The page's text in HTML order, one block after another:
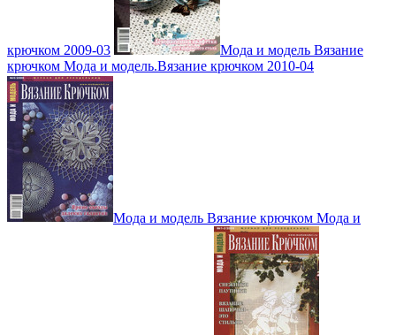
крючком 2009-03
Мода и модель Вязание
крючком Мода и модель.Вязание крючком 2010-04
Мода и модель Вязание крючком Мода и